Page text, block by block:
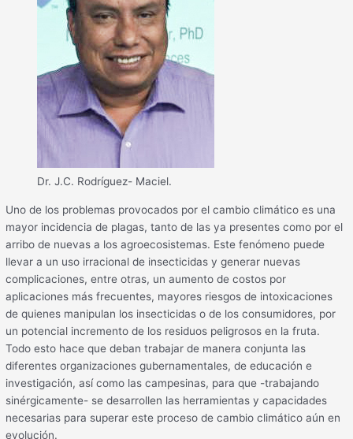
Dr. J.C. Rodríguez- Maciel.
Uno de los problemas provocados por el cambio climático es una
mayor incidencia de plagas, tanto de las ya presentes como por el
arribo de nuevas a los agroecosistemas. Este fenómeno puede
llevar a un uso irracional de insecticidas y generar nuevas
complicaciones, entre otras, un aumento de costos por
aplicaciones más frecuentes, mayores riesgos de intoxicaciones
de quienes manipulan los insecticidas o de los consumidores, por
un potencial incremento de los residuos peligrosos en la fruta.
Todo esto hace que deban trabajar de manera conjunta las
diferentes organizaciones gubernamentales, de educación e
investigación, así como las campesinas, para que -trabajando
sinérgicamente- se desarrollen las herramientas y capacidades
necesarias para superar este proceso de cambio climático aún en
evolución.